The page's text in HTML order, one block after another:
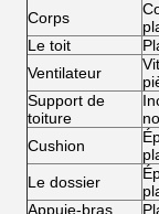
Corps
Le toit
Ventilateur
Support de
toiture
Cushion
Le dossier
Appuie-bras